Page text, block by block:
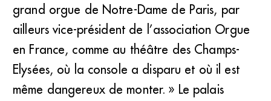
grand orgue de Notre-Dame de Paris, par
ailleurs vice-président de l’association Orgue
en France, comme au théâtre des Champs-
Elysées, où la console a disparu et où il est
même dangereux de monter. » Le palais